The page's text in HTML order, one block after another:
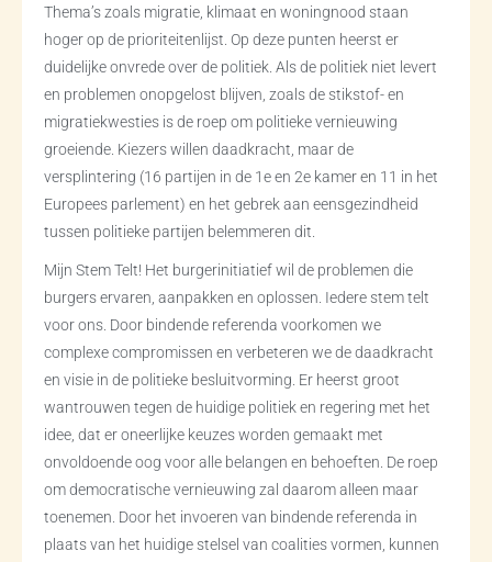
Thema’s zoals migratie, klimaat en woningnood staan
hoger op de prioriteitenlijst. Op deze punten heerst er
duidelijke onvrede over de politiek. Als de politiek niet levert
en problemen onopgelost blijven, zoals de stikstof- en
migratiekwesties is de roep om politieke vernieuwing
groeiende. Kiezers willen daadkracht, maar de
versplintering (16 partijen in de 1e en 2e kamer en 11 in het
Europees parlement) en het gebrek aan eensgezindheid
tussen politieke partijen belemmeren dit.
Mijn Stem Telt! Het burgerinitiatief wil de problemen die
burgers ervaren, aanpakken en oplossen. Iedere stem telt
voor ons. Door bindende referenda voorkomen we
complexe compromissen en verbeteren we de daadkracht
en visie in de politieke besluitvorming. Er heerst groot
wantrouwen tegen de huidige politiek en regering met het
idee, dat er oneerlijke keuzes worden gemaakt met
onvoldoende oog voor alle belangen en behoeften. De roep
om democratische vernieuwing zal daarom alleen maar
toenemen. Door het invoeren van bindende referenda in
plaats van het huidige stelsel van coalities vormen, kunnen